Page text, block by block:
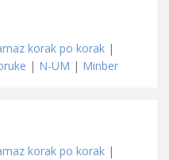
korak po korak |
| N-UM | Minber
korak po korak |